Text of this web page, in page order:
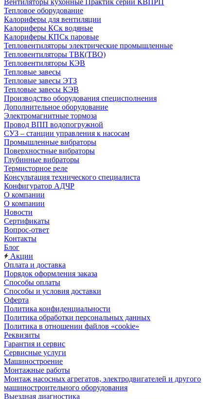
Вентиляторы кухонные Практик серии КВПРП
Тепловое оборудование
Калориферы для вентиляции
Калориферы КСк водяные
Калориферы КПСк паровые
Тепловентиляторы электрические промышленные
Тепловентиляторы ТВК(ТВО)
Тепловентиляторы КЭВ
Тепловые завесы
Тепловые завесы ЭТЗ
Тепловые завесы КЭВ
Производство оборудования специсполнения
Дополнительное оборудование
Электромагнитные тормоза
Провод ВПП водопогружной
СУЗ – станции управления к насосам
Промышленные вибраторы
Поверхностные вибраторы
Глубинные вибраторы
Термисторное реле
Консультация технического специалиста
Конфигуратор АДЧР
О компании
О компании
Новости
Сертификаты
Вопрос-ответ
Контакты
Блог
Акции
Оплата и доставка
Порядок оформления заказа
Способы оплаты
Способы и условия доставки
Оферта
Политика конфиденциальности
Политика обработки персональных данных
Политика в отношении файлов «cookie»
Реквизиты
Гарантия и сервис
Сервисные услуги
Машиностроение
Монтажные работы
Монтаж насосных агрегатов, электродвигателей и другого
машиностроительного оборудования
Выездная диагностика